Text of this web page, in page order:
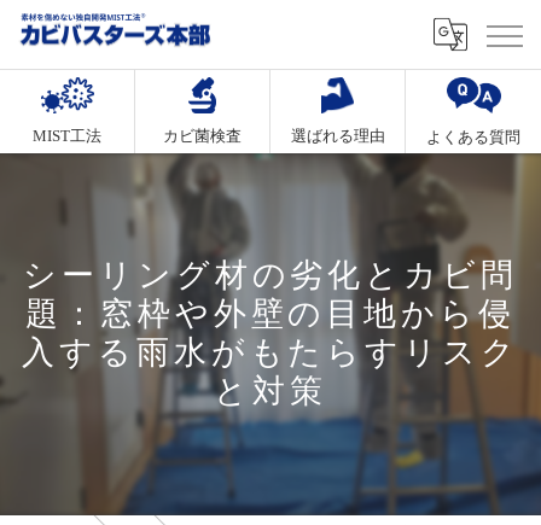
MIST工法 カビ菌検査 選ばれる理由 よくある質問
シーリング材の劣化とカビ問
題：窓枠や外壁の目地から侵
入する雨水がもたらすリスク
と対策